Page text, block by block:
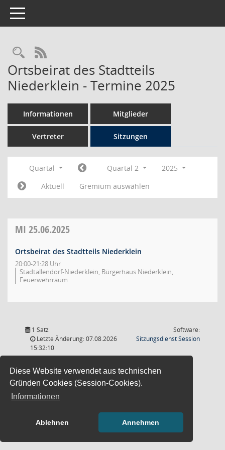
Diese Website verwendet aus technischen
Gründen Cookies (Session-Cookies).
Informationen
Ablehnen Annehmen
Toggle navigation
Rechercheauswahl
RSS-Feed
Ortsbeirat des Stadtteils
Niederklein - Termine 2025
Informationen Mitglieder
Vertreter Sitzungen
Quartal Quartal 2
2025
Aktuell
Gremium auswählen
MI 25.06.2025
Ortsbeirat des Stadtteils Niederklein
20:00-21:28 Uhr
Stadtallendorf-Niederklein, Bürgerhaus Niederklein,
Feuerwehrraum
1 Satz
Letzte Änderung: 07.08.2026
15:32:10
Software:
SitzungsdienstSession(Wird in